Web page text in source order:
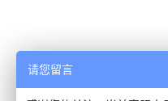
请您留言